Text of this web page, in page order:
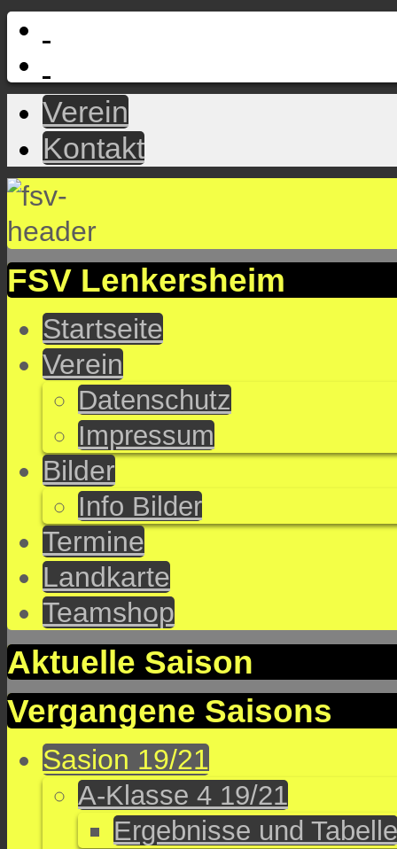
Verein
Kontakt
FSV Lenkersheim
Startseite
Verein
Datenschutz
Impressum
Bilder
Info Bilder
Termine
Landkarte
Teamshop
Aktuelle Saison
Vergangene Saisons
Sasion 19/21
A-Klasse 4 19/21
Ergebnisse und Tabelle